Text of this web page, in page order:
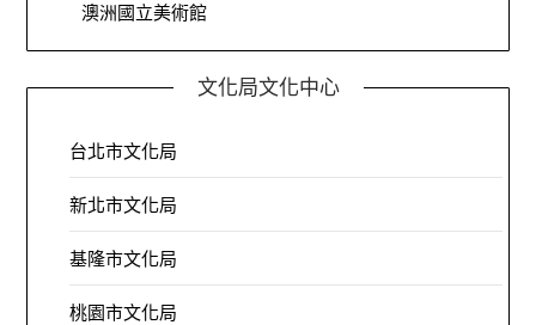
澳洲國立美術館
文化局文化中心
台北市文化局
新北市文化局
基隆市文化局
桃園市文化局